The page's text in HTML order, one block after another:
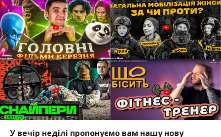
У вечір неділі пропонуємо вам нашу нову